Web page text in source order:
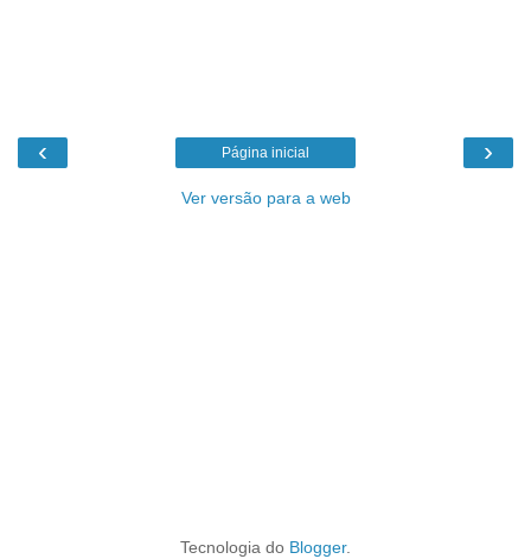
‹ ›
Página inicial
Ver versão para a web
Tecnologia do Blogger.